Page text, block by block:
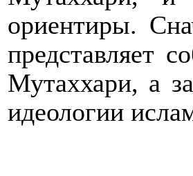
ориентиры.
представляет
Мутаххари, а
идеологии